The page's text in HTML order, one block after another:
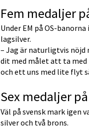
Fem medaljer
Under EM på OS-
lagsilver.
– Jag är naturligtvis nöjd
dit med målet att ta med
och ett uns med lite flyt
Sex medaljer på
Väl på svensk mark igen
silver och två brons.